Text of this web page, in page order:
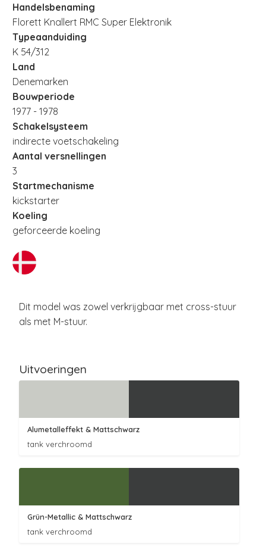
Handelsbenaming
Florett Knallert RMC Super Elektronik
Typeaanduiding
K 54/312
Land
Denemarken
Bouwperiode
1977 - 1978
Schakelsysteem
indirecte voetschakeling
Aantal versnellingen
3
Startmechanisme
kickstarter
Koeling
geforceerde koeling
Dit model was zowel verkrijgbaar met cross-stuur
als met M-stuur.
Uitvoeringen
Alumetalleffekt & Mattschwarz
tank verchroomd
Grün-Metallic & Mattschwarz
tank verchroomd